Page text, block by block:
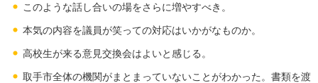
このような話し合いの場をさらに増やすべき。
本気の内容を議員が笑っての対応はいかがなものか。
高校生が来る意見交換会はよいと感じる。
取手市全体の機関がまとまっていないことがわかった。書類を渡